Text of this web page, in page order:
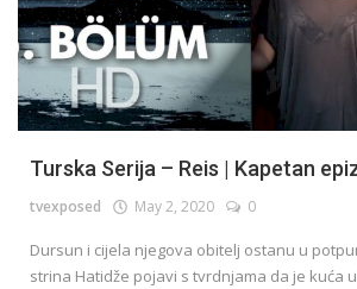
Turska Serija – Reis | Kapetan
tvexposed May 2, 2020 0
Dursun i cijela njegova obitelj ostanu u
strina Hatidže pojavi s tvrdnjama da je kuća